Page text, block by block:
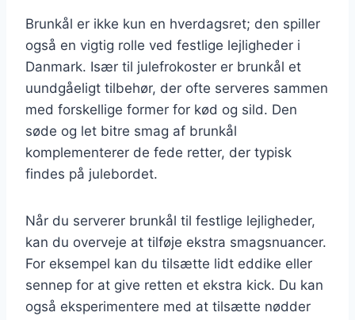
Brunkål er ikke kun en hverdagsret; den spiller
også en vigtig rolle ved festlige lejligheder i
Danmark. Især til julefrokoster er brunkål et
uundgåeligt tilbehør, der ofte serveres sammen
med forskellige former for kød og sild. Den
søde og let bitre smag af brunkål
komplementerer de fede retter, der typisk
findes på julebordet.
Når du serverer brunkål til festlige lejligheder,
kan du overveje at tilføje ekstra smagsnuancer.
For eksempel kan du tilsætte lidt eddike eller
sennep for at give retten et ekstra kick. Du kan
også eksperimentere med at tilsætte nødder